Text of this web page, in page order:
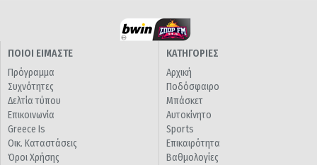
ΠΟΙΟΙ ΕΙΜΑΣΤΕ
Πρόγραμμα
Συχνότητες
Δελτία τύπου
Επικοινωνία
Greece Is
Οικ. Καταστάσεις
Όροι Χρήσης
ΚΑΤΗΓΟΡΙΕΣ
Αρχική
Ποδόσφαιρο
Μπάσκετ
Αυτοκίνητο
Sports
Επικαιρότητα
Βαθμολογίες